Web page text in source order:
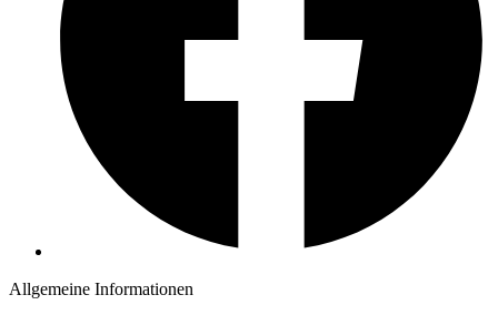
Allgemeine Informationen